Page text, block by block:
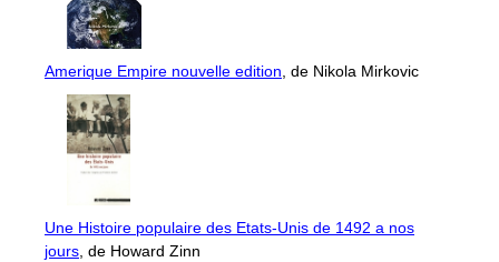
Amerique Empire nouvelle edition, de Nikola Mirkovic
Une Histoire populaire des Etats-Unis de 1492 a nos
jours, de Howard Zinn